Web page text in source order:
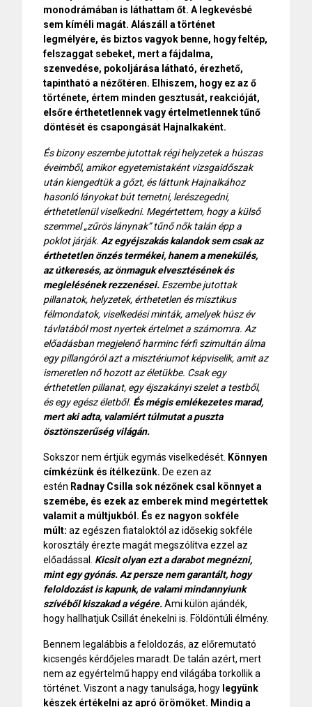
monodrámában is láthattam őt. A legkevésbé
sem kíméli magát. Alászáll a történet
legmélyére, és biztos vagyok benne, hogy feltép,
felszaggat sebeket, mert a fájdalma,
szenvedése, pokoljárása látható, érezhető,
tapintható a nézőtéren. Elhiszem, hogy ez az ő
története, értem minden gesztusát, reakcióját,
elsőre érthetetlennek vagy értelmetlennek tűnő
döntését és csapongását Hajnalkaként.
És bizony eszembe jutottak régi helyzetek a húszas
éveimből, amikor egyetemistaként vizsgaidőszak
után kiengedtük a gőzt, és láttunk Hajnalkához
hasonló lányokat bút temetni, lerészegedni,
érthetetlenül viselkedni. Megértettem, hogy a külső
szemmel „zűrös lánynak” tűnő nők talán épp a
poklot járják. Az egyéjszakás kalandok sem csak az
érthetetlen önzés termékei, hanem a menekülés,
az útkeresés, az önmaguk elvesztésének és
meglelésének rezzenései. Eszembe jutottak
pillanatok, helyzetek, érthetetlen és misztikus
félmondatok, viselkedési minták, amelyek húsz év
távlatából most nyertek értelmet a számomra. Az
előadásban megjelenő harminc férfi szimultán álma
egy pillangóról azt a misztériumot képviselik, amit az
ismeretlen nő hozott az életükbe. Csak egy
érthetetlen pillanat, egy éjszakányi szelet a testből,
és egy egész életből. És mégis emlékezetes marad,
mert aki adta, valamiért túlmutat a puszta
ösztönszerűség világán.
Sokszor nem értjük egymás viselkedését. Könnyen
címkézünk és ítélkezünk. De ezen az
estén Radnay Csilla sok nézőnek csal könnyet a
szemébe, és ezek az emberek mind megértettek
valamit a múltjukból. És ez nagyon sokféle
múlt: az egészen fiataloktól az idősekig sokféle
korosztály érezte magát megszólítva ezzel az
előadással. Kicsit olyan ezt a darabot megnézni,
mint egy gyónás. Az persze nem garantált, hogy
feloldozást is kapunk, de valami mindannyiunk
szívéből kiszakad a végére.Ami külön ajándék,
hogy hallhatjuk Csillát énekelni is. Földöntúli élmény.
Bennem legalábbis a feloldozás, az előremutató
kicsengés kérdőjeles maradt. De talán azért, mert
nem az egyértelmű happy end világába torkollik a
történet. Viszont a nagy tanulsága, hogy legyünk
készek értékelni az apró örömöket. Mindig a